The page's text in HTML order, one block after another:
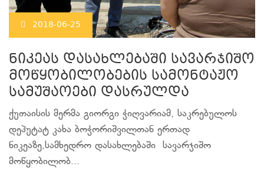
2018-06-25
ნიკეას დასახლებაში სავარჯიშო
მოწყობილობების სამონტაჟო
სამუშაოები დასრულდა
ქუთაისის მერმა გიორგი ჭიღვარიამ, საკრებულოს
დეპუტატ კახა ბოჭორიშვილთან ერთად
ნიკეაზე,სამხედრო დასახლებაში სავარჯიშო
მოწყობილობ...